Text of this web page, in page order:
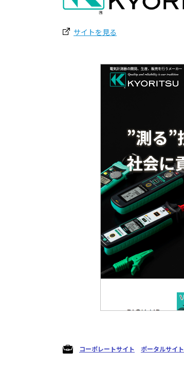
サイトを見る
コーポレートサイト ポータルサイト